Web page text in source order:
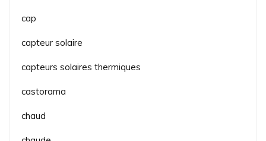
cap
capteur solaire
capteurs solaires thermiques
castorama
chaud